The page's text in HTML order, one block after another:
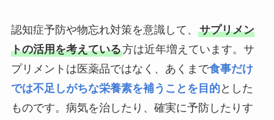
認知症予防や物忘れ対策を意識して、 サプリメン
トの活用を考えている方は近年増えています。サ
プリメントは医薬品ではなく、あくまで食事だけ
では不足しがちな栄養素を補うことを目的とした
ものです。病気を治したり、確実に予防したりす